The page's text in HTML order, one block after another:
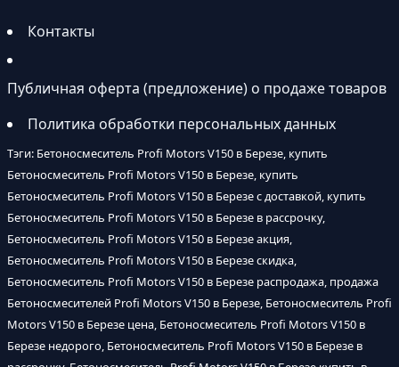
Контакты
Публичная оферта (предложение) о продаже товаров
Политика обработки персональных данных
Тэги: Бетоносмеситель Profi Motors V150 в Березе, купить
Бетоносмеситель Profi Motors V150 в Березе, купить
Бетоносмеситель Profi Motors V150 в Березе с доставкой, купить
Бетоносмеситель Profi Motors V150 в Березе в рассрочку,
Бетоносмеситель Profi Motors V150 в Березе акция,
Бетоносмеситель Profi Motors V150 в Березе скидка,
Бетоносмеситель Profi Motors V150 в Березе распродажа, продажа
Бетоносмесителей Profi Motors V150 в Березе, Бетоносмеситель Profi
Motors V150 в Березе цена, Бетоносмеситель Profi Motors V150 в
Березе недорого, Бетоносмеситель Profi Motors V150 в Березе в